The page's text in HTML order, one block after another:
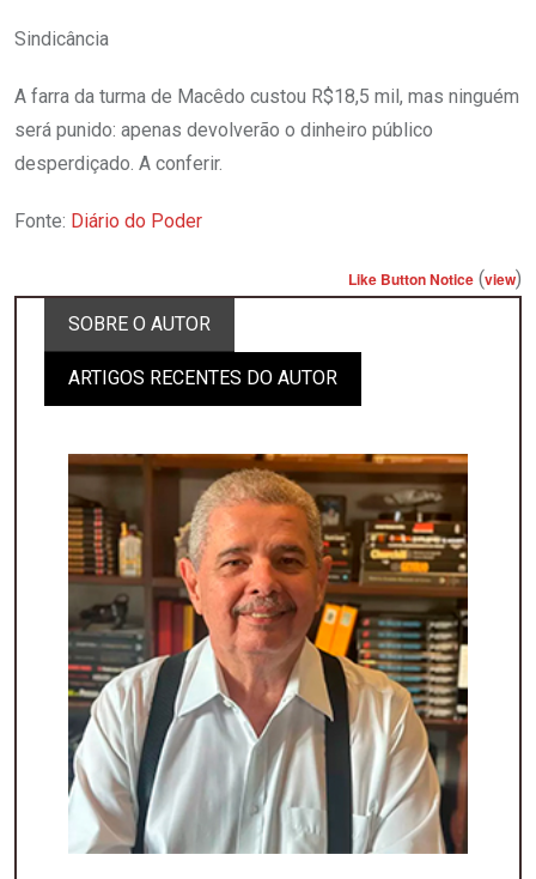
Sindicância
A farra da turma de Macêdo custou R$18,5 mil, mas ninguém
será punido: apenas devolverão o dinheiro público
desperdiçado. A conferir.
Fonte: Diário do Poder
Like Button Notice (view)
SOBRE O AUTOR
ARTIGOS RECENTES DO AUTOR